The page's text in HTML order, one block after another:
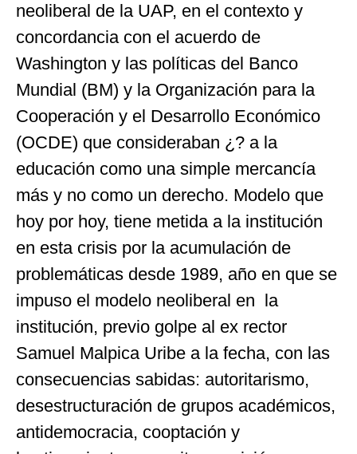
neoliberal de la UAP, en el contexto y
concordancia con el acuerdo de
Washington y las políticas del Banco
Mundial (BM) y la Organización para la
Cooperación y el Desarrollo Económico
(OCDE) que consideraban ¿? a la
educación como una simple mercancía
más y no como un derecho. Modelo que
hoy por hoy, tiene metida a la institución
en esta crisis por la acumulación de
problemáticas desde 1989, año en que se
impuso el modelo neoliberal en la
institución, previo golpe al ex rector
Samuel Malpica Uribe a la fecha, con las
consecuencias sabidas: autoritarismo,
desestructuración de grupos académicos,
antidemocracia, cooptación y